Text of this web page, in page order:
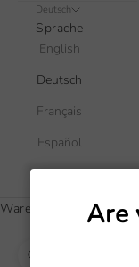
Deutsch
Sprache
English
Deutsch
Français
Español
Italiano
Warenkorb
Are